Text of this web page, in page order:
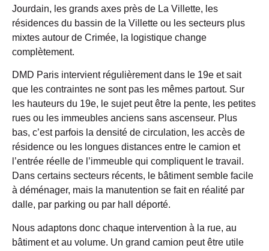
Jourdain, les grands axes près de La Villette, les
résidences du bassin de la Villette ou les secteurs plus
mixtes autour de Crimée, la logistique change
complètement.
DMD Paris intervient régulièrement dans le 19e et sait
que les contraintes ne sont pas les mêmes partout. Sur
les hauteurs du 19e, le sujet peut être la pente, les petites
rues ou les immeubles anciens sans ascenseur. Plus
bas, c’est parfois la densité de circulation, les accès de
résidence ou les longues distances entre le camion et
l’entrée réelle de l’immeuble qui compliquent le travail.
Dans certains secteurs récents, le bâtiment semble facile
à déménager, mais la manutention se fait en réalité par
dalle, par parking ou par hall déporté.
Nous adaptons donc chaque intervention à la rue, au
bâtiment et au volume. Un grand camion peut être utile